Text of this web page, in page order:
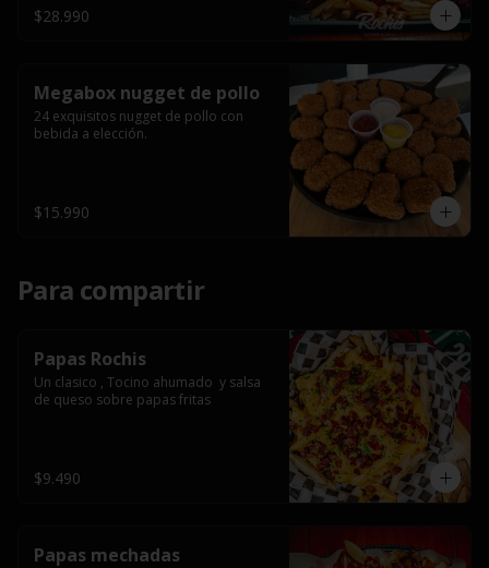
$28.990
Megabox nugget de pollo
24 exquisitos nugget de pollo con
bebida a elección.
$15.990
Para compartir
Papas Rochis
Un clasico , Tocino ahumado  y salsa
de queso sobre papas fritas
$9.490
Papas mechadas